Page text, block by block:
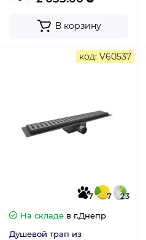
В корзину
код: V60537
7 7
23
На складе в г.Днепр
Душевой трап из